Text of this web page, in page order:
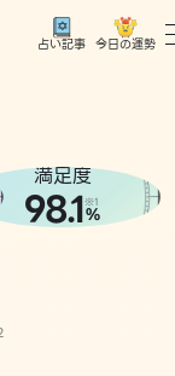
占い記事 今日の運勢
満足度
98.1※1
%